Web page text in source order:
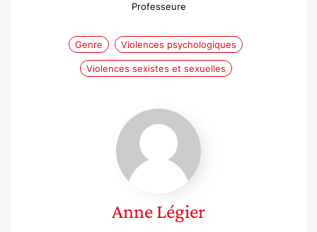
Professeure
Genre Violences psychologiques
Violences sexistes et sexuelles
Anne
Légier
AnneLégier